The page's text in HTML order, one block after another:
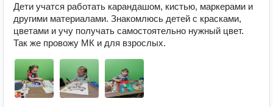
Дети учатся работать карандашом, кистью, маркерами и
другими материалами. Знакомлюсь детей с красками,
цветами и учу получать самостоятельно нужный цвет.
Так же провожу МК и для взрослых.